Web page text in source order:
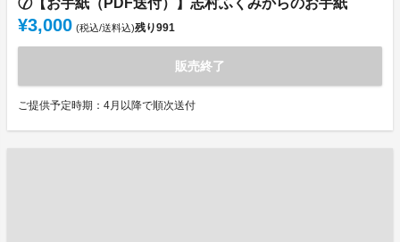
⑦【お手紙（PDF送付）】志村ふくみからのお手紙
¥3,000 (税込/送料込)残り991
販売終了
ご提供予定時期：4月以降で順次送付